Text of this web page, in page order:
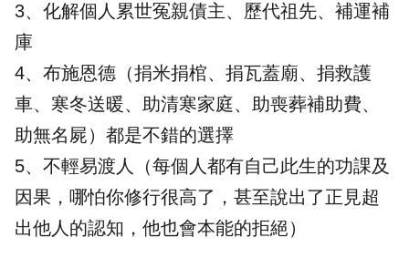
3、化解個人累世冤親債主、歷代祖先、補運補
庫
4、布施恩德（捐米捐棺、捐瓦蓋廟、捐救護
車、寒冬送暖、助清寒家庭、助喪葬補助費、
助無名屍）都是不錯的選擇
5、不輕易渡人（每個人都有自己此生的功課及
因果，哪怕你修行很高了，甚至說出了正見超
出他人的認知，他也會本能的拒絕）